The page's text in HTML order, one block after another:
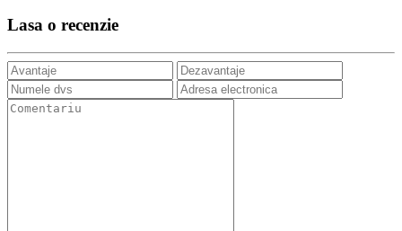
Lasa o recenzie